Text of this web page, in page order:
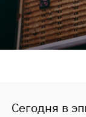
Сегодня в